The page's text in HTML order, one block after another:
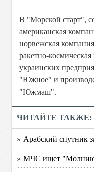
В "Морской старт",
американская
норвежская
ракетно-
украинских
"Южное" и
"Южмаш".
ЧИТАЙТЕ ТАКЖЕ:
» Арабский спутник
» МЧС ищет